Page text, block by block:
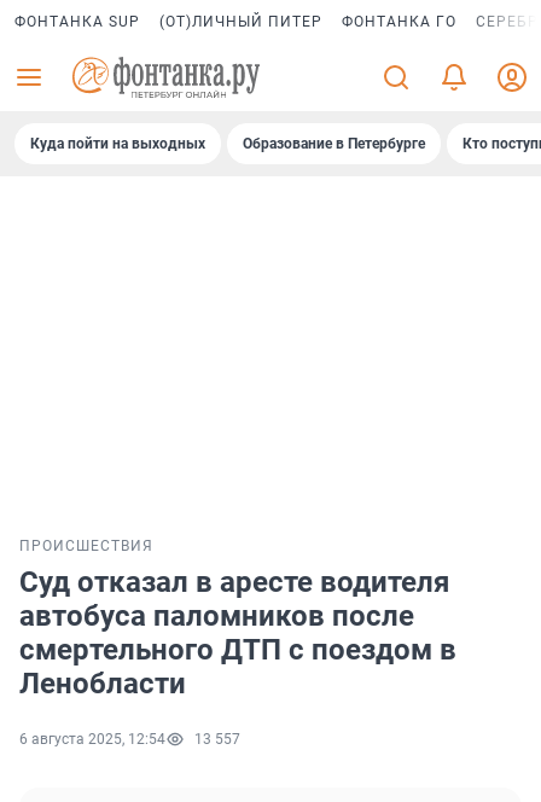
ФОНТАНКА SUP (ОТ)ЛИЧНЫЙ ПИТЕР ФОНТАНКА ГО
Куда пойти на выходных Образование в Петербурге Кто
ПРОИСШЕСТВИЯ
Суд отказал в аресте водителя
автобуса паломников после
смертельного ДТП с поездом в
Ленобласти
6 августа 2025, 12:54 13 557